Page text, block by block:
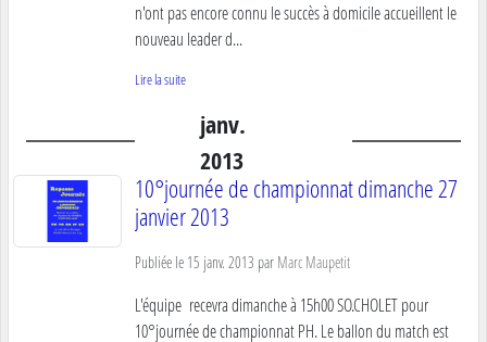
n'ont pas encore connu le succès à domicile accueillent le
nouveau leader d...
Lire la suite
janv.
2013
10°journée de championnat dimanche 27
janvier 2013
Publiée le 15 janv. 2013 par Marc Maupetit
L'équipe recevra dimanche à 15h00 SO.CHOLET pour
10°journée de championnat PH. Le ballon du match est